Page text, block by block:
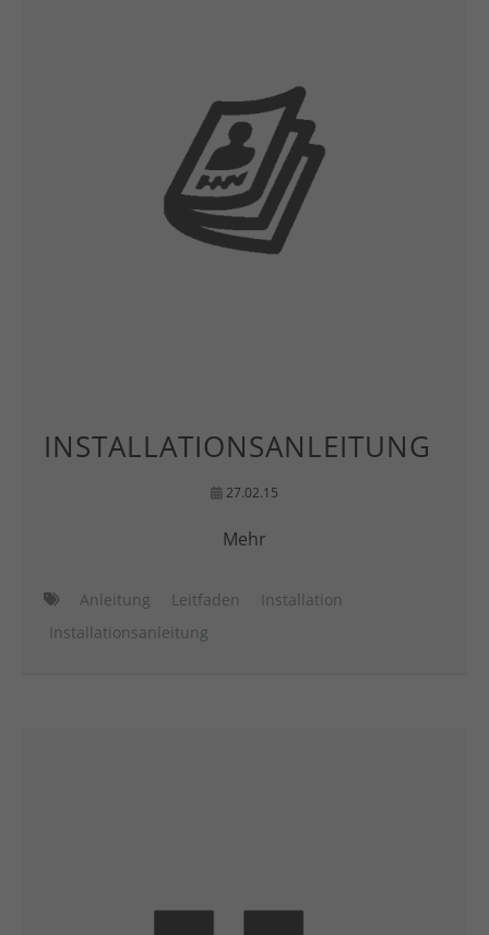
INSTALLATIONSANLEITUNG
27.02.15
Mehr
Anleitung Leitfaden
Installation
Installationsanleitung